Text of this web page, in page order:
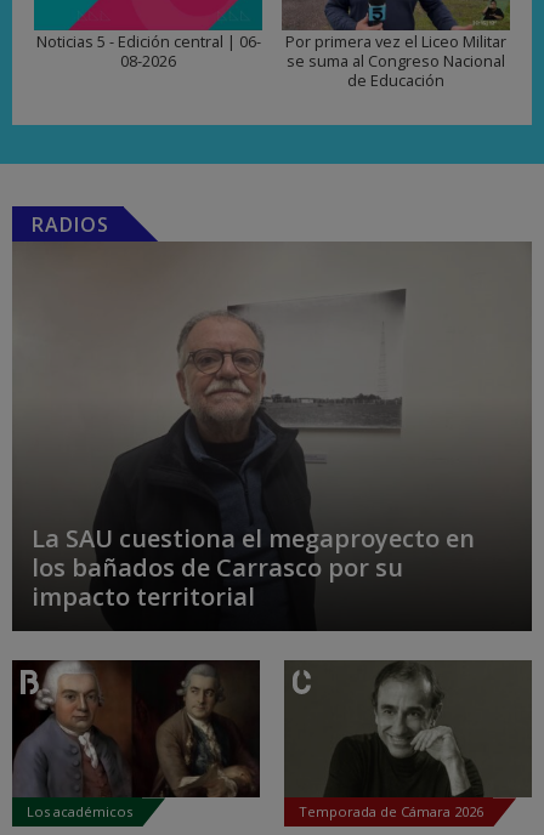
Noticias 5 - Edición central | 06-
08-2026
Por primera vez el Liceo Militar
se suma al Congreso Nacional
de Educación
RADIOS
Los académicos Temporada de Cámara 2026
La SAU cuestiona el megaproyecto en
los bañados de Carrasco por su
impacto territorial